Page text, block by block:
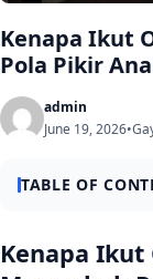
Kenapa Ikut
Pola Pikir
admin
June 19, 2026•
TABLE OF
Bagaimana
Anak
Kenapa Ikut